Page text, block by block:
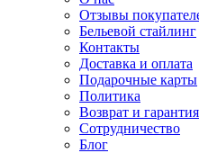
Отзывы
Бельевой стайлинг
Контакты
Доставка и оплата
Подарочные карты
Политика
Возврат и гарантия
Сотрудничество
Блог